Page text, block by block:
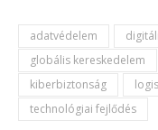
adatvédelem
globális kereskedelem
kiberbiztonság
technológiai fejlődés